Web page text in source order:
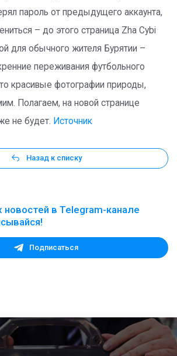
пароль от предыдущего аккаунта,
– до этого страница Zha Cybi
для обычного жителя Бурятии –
переживания футбольного
красивые фотографии природы,
Полагаем, на новой странице
не будет. Источник
Назад к списку
в Telegram-канале
Подписаться